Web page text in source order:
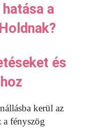
a
és
kerül az
a fényszög